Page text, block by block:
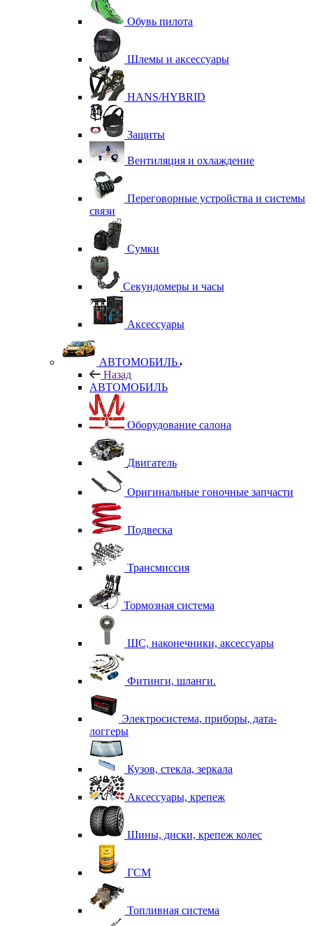
Обувь пилота
Шлемы и аксессуары
HANS/HYBRID
Защиты
Вентиляция и охлаждение
Переговорные устройства и системы
связи
Сумки
Секундомеры и часы
Аксессуары
АВТОМОБИЛЬ
Назад
АВТОМОБИЛЬ
Оборудование салона
Двигатель
Оригинальные гоночные запчасти
Подвеска
Трансмиссия
Тормозная система
ШС, наконечники, аксессуары
Фитинги, шланги.
Электросистема, приборы, дата-
логгеры
Кузов, стекла, зеркала
Аксессуары, крепеж
Шины, диски, крепеж колес
ГСМ
Топливная система